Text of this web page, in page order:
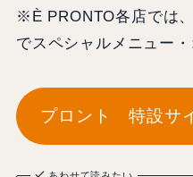
※È PRONTO各店では
でスペシャルメニュー
プロント 特設サ